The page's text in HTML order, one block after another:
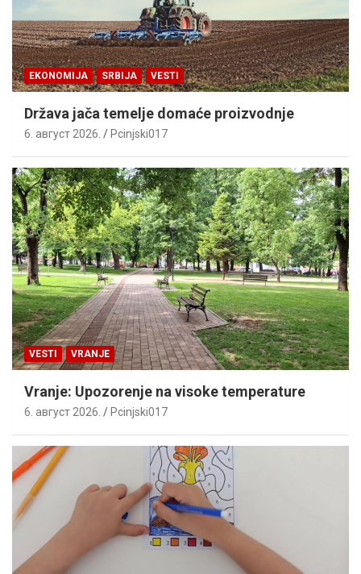
EKONOMIJA SRBIJA VESTI
Država jača temelje domaće proizvodnje
6. август 2026. Pcinjski017
VESTI VRANJE
Vranje: Upozorenje na visoke temperature
6. август 2026. Pcinjski017